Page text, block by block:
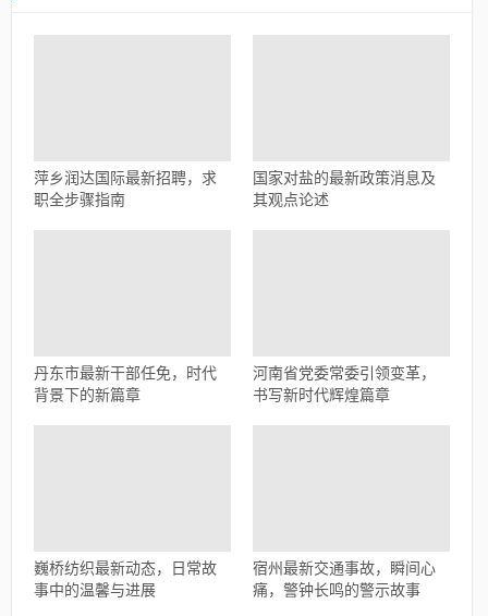
萍乡润达国际最新招聘，求
职全步骤指南
国家对盐的最新政策消息及
其观点论述
丹东市最新干部任免，时代
背景下的新篇章
河南省党委常委引领变革，
书写新时代辉煌篇章
巍桥纺织最新动态，日常故
事中的温馨与进展
宿州最新交通事故，瞬间心
痛，警钟长鸣的警示故事